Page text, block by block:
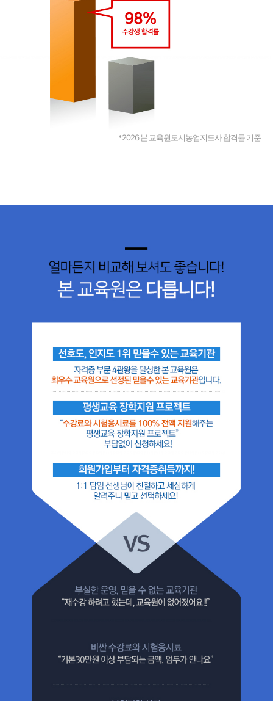
*2026본 교육원도시농업지도사 합격률 기준